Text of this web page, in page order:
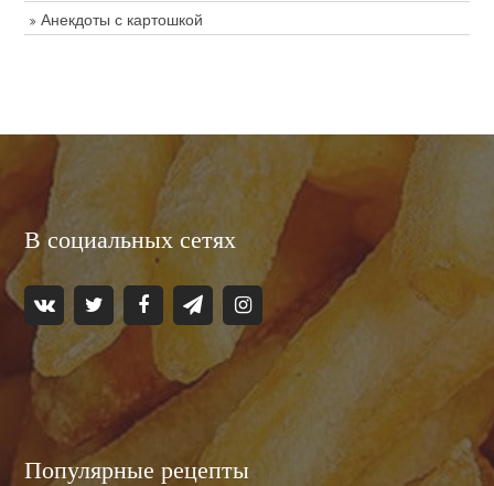
Анекдоты с картошкой
В социальных сетях
Популярные рецепты